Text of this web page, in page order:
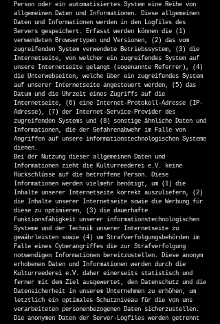
Person oder ein automatisiertes System eine Reihe von
allgemeinen Daten und Informationen. Diese allgemeinen
Daten und Informationen werden in den Logfiles des
Servers gespeichert. Erfasst werden können die (1)
verwendeten Browsertypen und Versionen, (2) das vom
zugreifenden System verwendete Betriebssystem, (3) die
Internetseite, von welcher ein zugreifendes System auf
unsere Internetseite gelangt (sogenannte Referrer), (4)
die Unterwebseiten, welche über ein zugreifendes System
auf unserer Internetseite angesteuert werden, (5) das
Datum und die Uhrzeit eines Zugriffs auf die
Internetseite, (6) eine Internet-Protokoll-Adresse (IP-
Adresse), (7) der Internet-Service-Provider des
zugreifenden Systems und (8) sonstige ähnliche Daten und
Informationen, die der Gefahrenabwehr im Falle von
Angriffen auf unsere informationstechnologischen Systeme
dienen.
Bei der Nutzung dieser allgemeinen Daten und
Informationen zieht die Kulturreederei e.V. keine
Rückschlüsse auf die betroffene Person. Diese
Informationen werden vielmehr benötigt, um (1) die
Inhalte unserer Internetseite korrekt auszuliefern, (2)
die Inhalte unserer Internetseite sowie die Werbung für
diese zu optimieren, (3) die dauerhafte
Funktionsfähigkeit unserer informationstechnologischen
Systeme und der Technik unserer Internetseite zu
gewährleisten sowie (4) um Strafverfolgungsbehörden im
Falle eines Cyberangriffes die zur Strafverfolgung
notwendigen Informationen bereitzustellen. Diese anonym
erhobenen Daten und Informationen werden durch die
Kulturreederei e.V. daher einerseits statistisch und
ferner mit dem Ziel ausgewertet, den Datenschutz und die
Datensicherheit in unserem Unternehmen zu erhöhen, um
letztlich ein optimales Schutzniveau für die von uns
verarbeiteten personenbezogenen Daten sicherzustellen.
Die anonymen Daten der Server-Logfiles werden getrennt